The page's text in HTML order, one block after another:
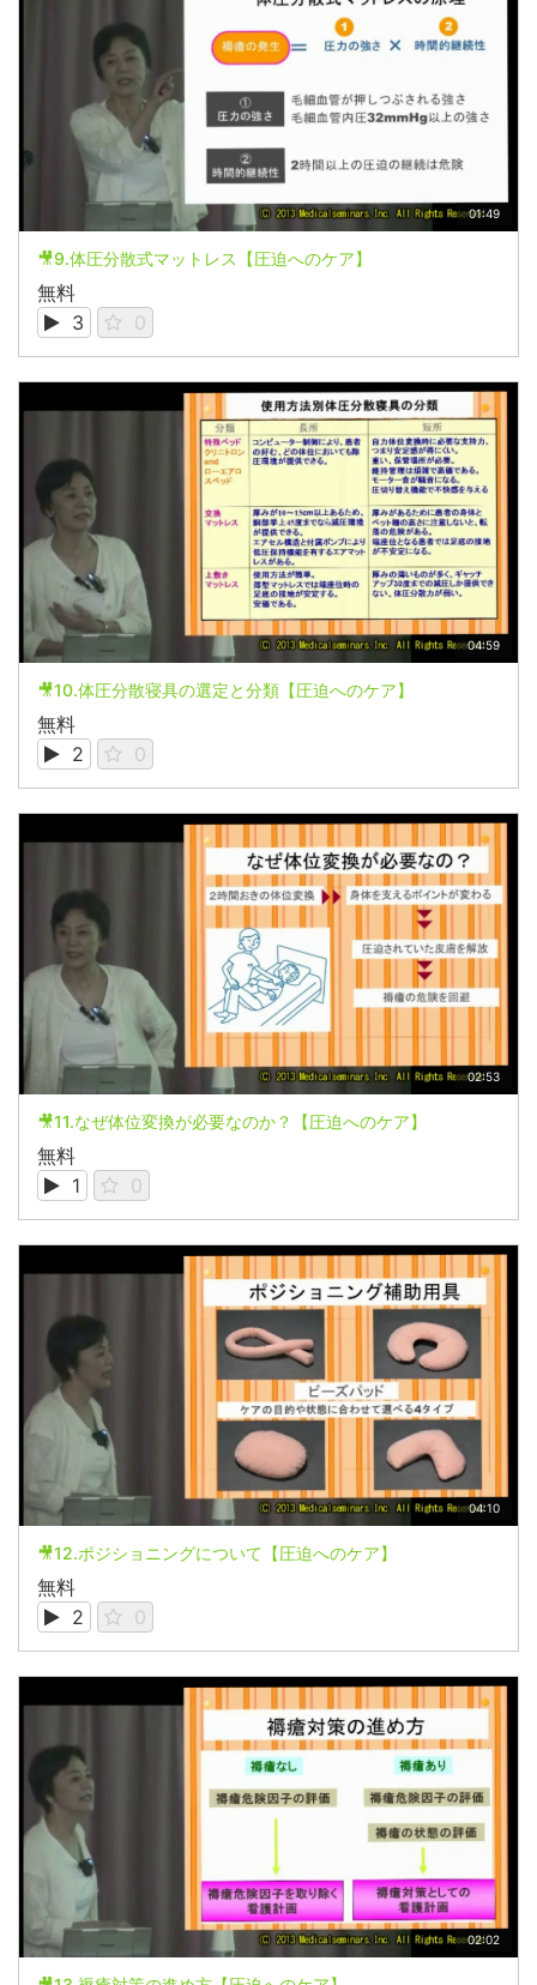
01:49
🎥9.体圧分散式マットレス【圧迫へのケア】
無料
3
0
04:59
🎥10.体圧分散寝具の選定と分類【圧迫へのケア】
無料
2
0
02:53
🎥11.なぜ体位変換が必要なのか？【圧迫へのケア】
無料
1
0
04:10
🎥12.ポジショニングについて【圧迫へのケア】
無料
2
0
02:02